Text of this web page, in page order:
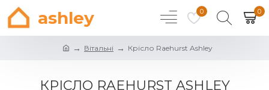
ashley 0 0
Вітальні Крісло Raehurst Ashley
КРІСЛО RAEHURST ASHLEY